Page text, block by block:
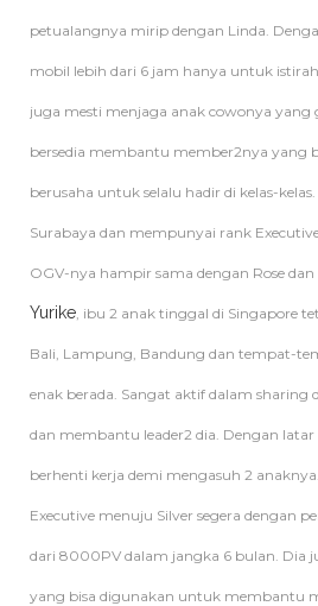
petualangnya mirip dengan Linda.
mobil lebih dari 6 jam hanya untuk
juga mesti menjaga anak cowonya yang
bersedia membantu member2nya yang
berusaha untuk selalu hadir di kelas-kelas.
Surabaya dan mempunyai rank
OGV-nya hampir sama dengan Rose dan
Yurike, ibu 2 anak tinggal di Singapore
Bali, Lampung, Bandung dan tempat-
enak berada. Sangat aktif dalam
dan membantu leader2 dia. Dengan
berhenti kerja demi mengasuh 2
Executive menuju Silver segera dengan
dari 8000PV dalam jangka 6 bulan. Dia
yang bisa digunakan untuk membantu